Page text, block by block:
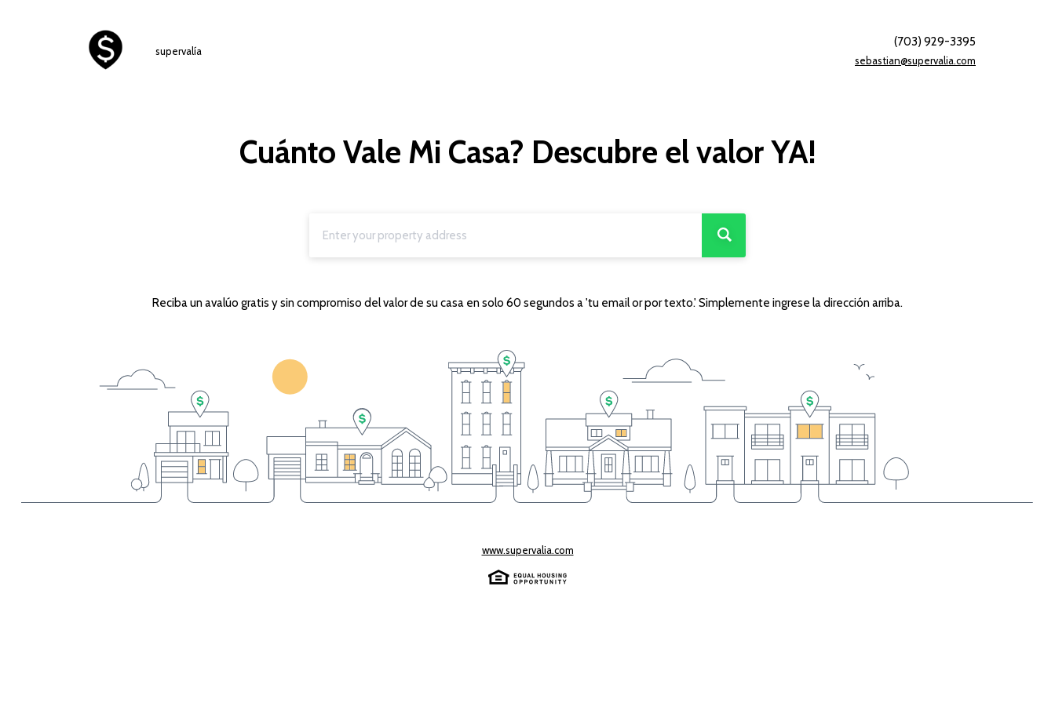
supervalía
(703) 929-3395
sebastian@supervalia.com
Cuánto Vale Mi Casa? Descubre el valor YA!
Reciba un avalúo gratis y sin compromiso del valor de su casa en solo 60 segundos a 'tu email or por texto.' Simplemente ingrese la dirección arriba.
www.supervalia.com